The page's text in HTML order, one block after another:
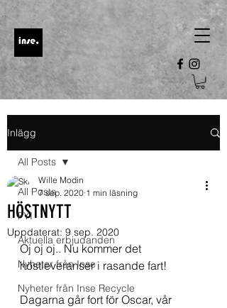
Inlägg
All Posts
FYI
Aktuella erbjudanden
Nyheter från Inse
Nyheter från Inse Recycle
All Posts
HÖSTNYTT
Wille Modin
7 sep. 2020 1 min läsning
Uppdaterat: 9 sep. 2020
Oj oj oj.. Nu kommer det
höstleveranser i rasande fart!
Dagarna går fort för Oscar, vår